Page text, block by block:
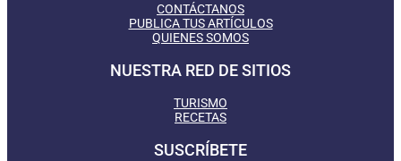
CONTÁCTANOS
PUBLICA TUS ARTÍCULOS
QUIENES SOMOS
NUESTRA RED DE SITIOS
TURISMO
RECETAS
SUSCRÍBETE